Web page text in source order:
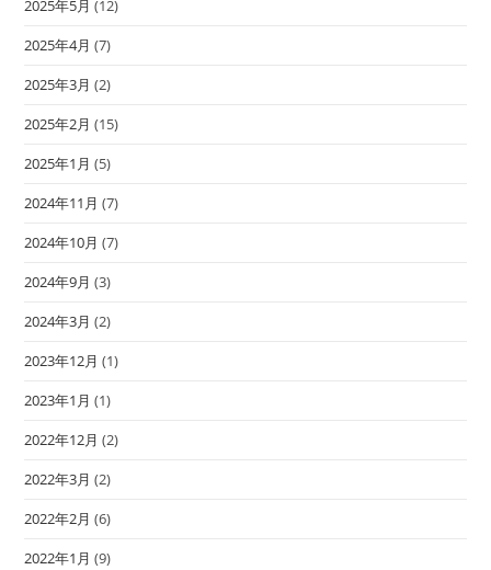
2025年5月 (12)
2025年4月 (7)
2025年3月 (2)
2025年2月 (15)
2025年1月 (5)
2024年11月 (7)
2024年10月 (7)
2024年9月 (3)
2024年3月 (2)
2023年12月 (1)
2023年1月 (1)
2022年12月 (2)
2022年3月 (2)
2022年2月 (6)
2022年1月 (9)